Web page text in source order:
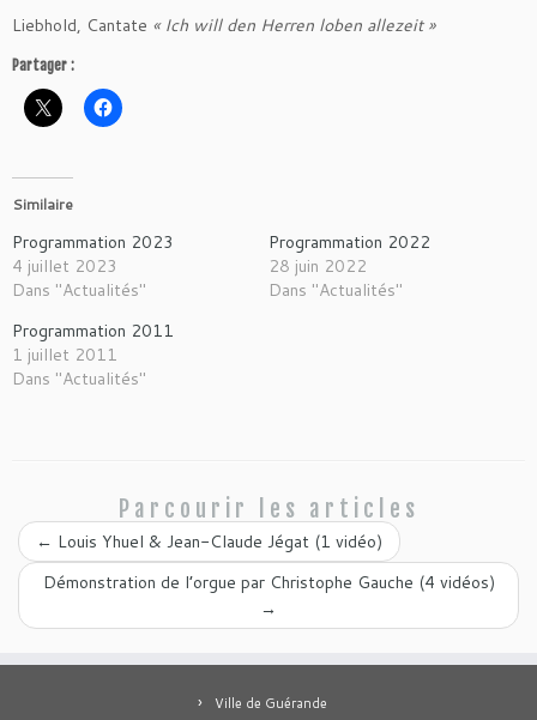
Liebhold, Cantate « Ich will den Herren loben allezeit »
Partager :
Similaire
Programmation 2023
4 juillet 2023
Dans "Actualités"
Programmation 2022
28 juin 2022
Dans "Actualités"
Programmation 2011
1 juillet 2011
Dans "Actualités"
Parcourir les articles
← Louis Yhuel & Jean-Claude Jégat (1 vidéo)
Démonstration de l’orgue par Christophe Gauche (4 vidéos)
→
Ville de Guérande